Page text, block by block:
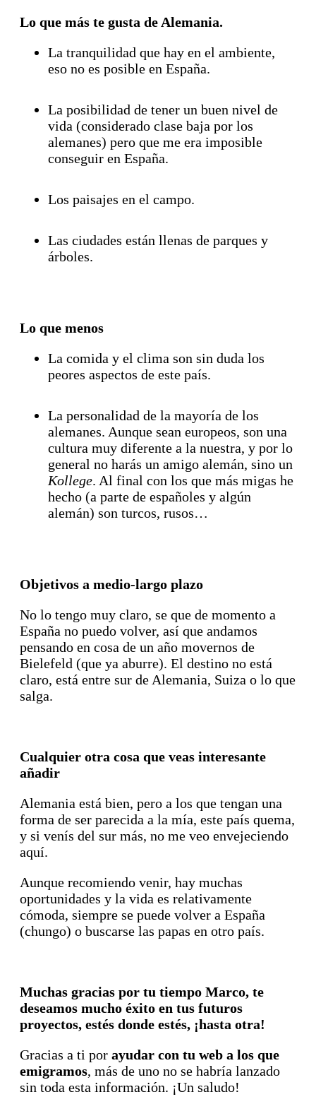
Lo que más te gusta de Alemania.
La tranquilidad que hay en el ambiente,
eso no es posible en España.
La posibilidad de tener un buen nivel de
vida (considerado clase baja por los
alemanes) pero que me era imposible
conseguir en España.
Los paisajes en el campo.
Las ciudades están llenas de parques y
árboles.
Lo que menos
La comida y el clima son sin duda los
peores aspectos de este país.
La personalidad de la mayoría de los
alemanes. Aunque sean europeos, son una
cultura muy diferente a la nuestra, y por lo
general no harás un amigo alemán, sino un
Kollege. Al final con los que más migas he
hecho (a parte de españoles y algún
alemán) son turcos, rusos…
Objetivos a medio-largo plazo
No lo tengo muy claro, se que de momento a
España no puedo volver, así que andamos
pensando en cosa de un año movernos de
Bielefeld (que ya aburre). El destino no está
claro, está entre sur de Alemania, Suiza o lo que
salga.
Cualquier otra cosa que veas interesante
añadir
Alemania está bien, pero a los que tengan una
forma de ser parecida a la mía, este país quema,
y si venís del sur más, no me veo envejeciendo
aquí.
Aunque recomiendo venir, hay muchas
oportunidades y la vida es relativamente
cómoda, siempre se puede volver a España
(chungo) o buscarse las papas en otro país.
Muchas gracias por tu tiempo Marco, te
deseamos mucho éxito en tus futuros
proyectos, estés donde estés, ¡hasta otra!
Gracias a ti por ayudar con tu web a los que
emigramos, más de uno no se habría lanzado
sin toda esta información. ¡Un saludo!